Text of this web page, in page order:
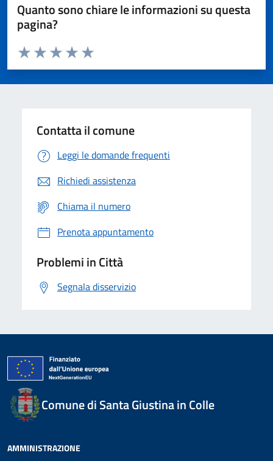
Quanto sono chiare le informazioni su questa
pagina?
Domanda
Valuta da 1 a 5 stelle la pagina
Valuta 5 stelle su 5
Valuta 4 stelle su 5
Valuta 3 stelle su 5
Valuta 2 stelle su 5
Valuta 1 stelle su 5
Contatta il comune
Leggi le domande frequenti
Richiedi assistenza
Chiama il numero
Prenota appuntamento
Problemi in Città
Segnala disservizio
Comune di Santa Giustina in Colle
AMMINISTRAZIONE